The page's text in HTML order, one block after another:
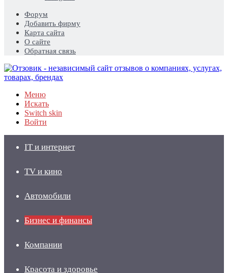
Форум
Добавить фирму
Карта сайта
О сайте
Обратная связь
Меню
Искать
Switch skin
Войти
IT и интернет
TV и кино
Автомобили
Бизнес и финансы
Компании
Красота и здоровье